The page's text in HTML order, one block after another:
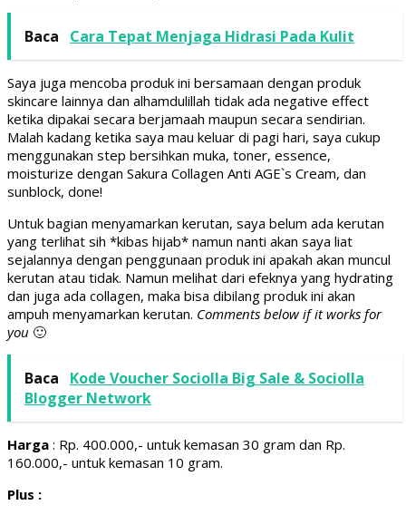
Baca Cara Tepat Menjaga Hidrasi Pada Kulit
Saya juga mencoba produk ini bersamaan dengan produk
skincare lainnya dan alhamdulillah tidak ada negative effect
ketika dipakai secara berjamaah maupun secara sendirian.
Malah kadang ketika saya mau keluar di pagi hari, saya cukup
menggunakan step bersihkan muka, toner, essence,
moisturize dengan Sakura Collagen Anti AGE`s Cream, dan
sunblock, done!
Untuk bagian menyamarkan kerutan, saya belum ada kerutan
yang terlihat sih *kibas hijab* namun nanti akan saya liat
sejalannya dengan penggunaan produk ini apakah akan muncul
kerutan atau tidak. Namun melihat dari efeknya yang hydrating
dan juga ada collagen, maka bisa dibilang produk ini akan
ampuh menyamarkan kerutan. Comments below if it works for
you 🙂
Baca
Kode Voucher Sociolla Big Sale & Sociolla
Blogger Network
Harga : Rp. 400.000,- untuk kemasan 30 gram dan Rp.
160.000,- untuk kemasan 10 gram.
Plus :